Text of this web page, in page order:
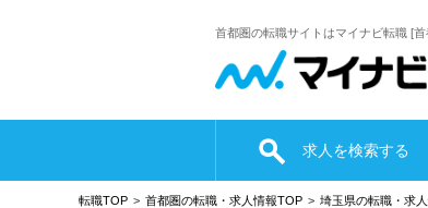
首都圏の転職サイトはマイナビ転職 [
求人を検索する
転職TOP 首都圏の転職・求人情報TOP 埼玉県の転職・求